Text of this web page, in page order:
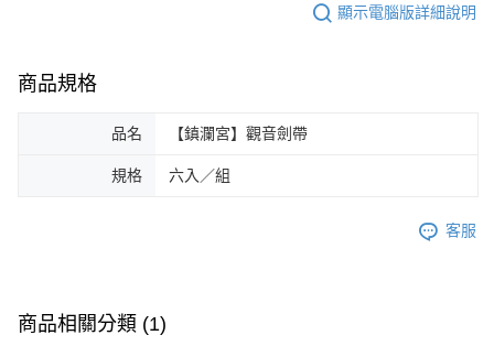
顯示電腦版詳細說明
商品規格
品名 【鎮瀾宮】觀音劍帶
規格 六入／組
客服
商品相關分類 (1)